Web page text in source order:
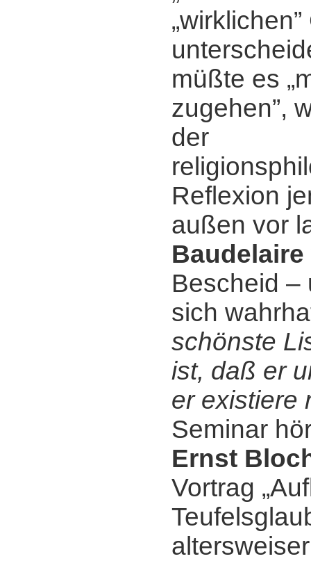
müßte es
zugehen”,
der
Reflexion
außen vor
Baudelaire
Bescheid ‒
sich
schönste
ist, daß er
er existiere
Seminar
Ernst
Vortrag